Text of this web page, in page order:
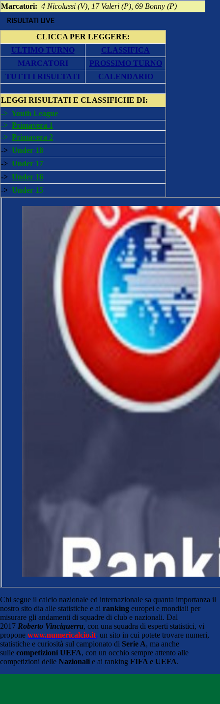
Marcatori: 4 Nicolussi (V), 17 Valeri (P), 69 Bonny (P)
RISULTATI LIVE
CLICCA PER LEGGERE:
ULTIMO TURNO
CLASSIFICA
MARCATORI
PROSSIMO TURNO
TUTTI I RISULTATI
CALENDARIO
LEGGI RISULTATI E CLASSIFICHE DI:
-> Youth League
-> Primavera 1
-> Primavera 2
-> Under 18
-> Under 17
-> Under 16
-> Under 15
Chi segue il calcio nazionale ed internazionale sa quanta importanza il
nostro sito dia alle statistiche e ai ranking europei e mondiali per
misurare gli andamenti di squadre di club e nazionali. Dal
2017 Roberto Vinciguerra, con una squadra di esperti statistici, vi
propone www.numericalcio.it, un sito in cui potete trovare numeri,
statistiche e curiosità sul campionato di Serie A, ma anche
sulle competizioni UEFA, con un occhio sempre attento alle
competizioni delle Nazionali e ai ranking FIFA e UEFA.